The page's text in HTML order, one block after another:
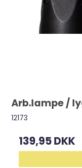
Arb.lampe /
12173
139,95 DKK